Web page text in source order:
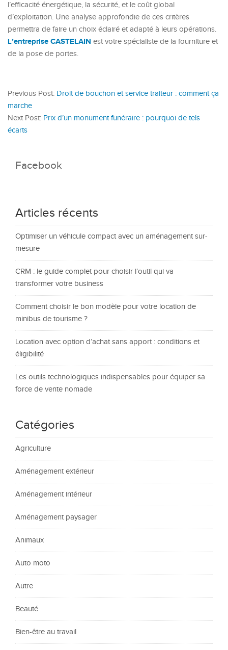
l’efficacité énergétique, la sécurité, et le coût global
d’exploitation. Une analyse approfondie de ces critères
permettra de faire un choix éclairé et adapté à leurs opérations.
L’entreprise CASTELAIN est votre spécialiste de la fourniture et
de la pose de portes.
Previous Post: Droit de bouchon et service traiteur : comment ça
marche
Next Post: Prix d’un monument funéraire : pourquoi de tels
écarts
Facebook
Articles récents
Optimiser un véhicule compact avec un aménagement sur-
mesure
CRM : le guide complet pour choisir l’outil qui va
transformer votre business
Comment choisir le bon modèle pour votre location de
minibus de tourisme ?
Location avec option d’achat sans apport : conditions et
éligibilité
Les outils technologiques indispensables pour équiper sa
force de vente nomade
Catégories
Agriculture
Aménagement extérieur
Aménagement intérieur
Aménagement paysager
Animaux
Auto moto
Autre
Beauté
Bien-être au travail